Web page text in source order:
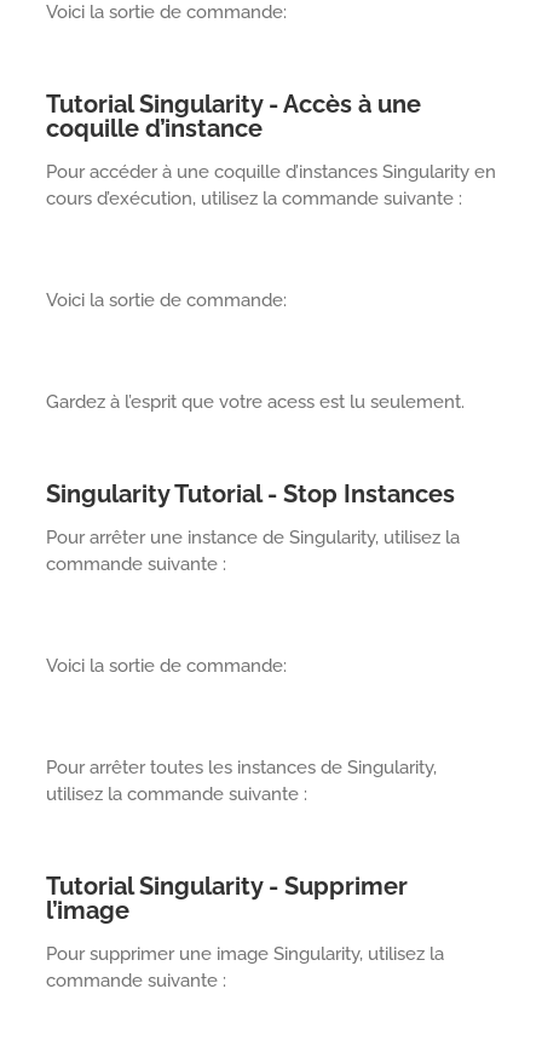
Voici la sortie de commande:
Tutorial Singularity - Accès à une
coquille d’instance
Pour accéder à une coquille d’instances Singularity en
cours d’exécution, utilisez la commande suivante :
Voici la sortie de commande:
Gardez à l’esprit que votre acess est lu seulement.
Singularity Tutorial - Stop Instances
Pour arrêter une instance de Singularity, utilisez la
commande suivante :
Voici la sortie de commande:
Pour arrêter toutes les instances de Singularity,
utilisez la commande suivante :
Tutorial Singularity - Supprimer
l’image
Pour supprimer une image Singularity, utilisez la
commande suivante :